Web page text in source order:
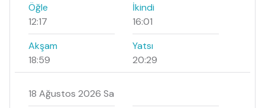
Öğle
12:17
İkindi
16:01
Akşam
18:59
Yatsı
20:29
18 Ağustos 2026 Sa